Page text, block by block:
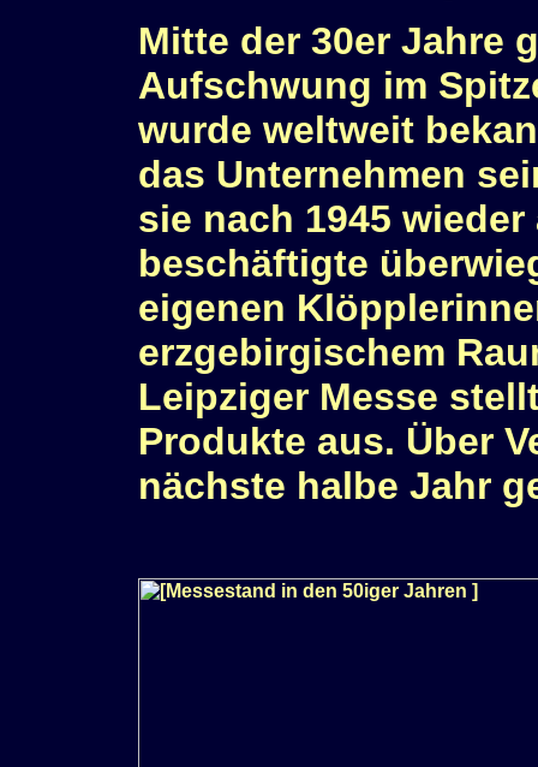
Mitte der 30er Jahre
Aufschwung im
wurde weltweit
das Unternehmen
sie nach 1945
beschäftigte
eigenen
erzgebirgischem
Leipziger Messe
Produkte aus. Über
nächste halbe Jahr